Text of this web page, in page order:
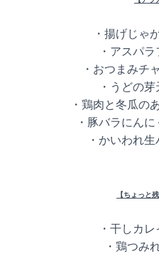
・揚げじ
・アスパ
・おつまみ
・うどの
・鶏肉と冬瓜
・豚バラにん
・かいわれ
【ちょっと
・干しカ
・鶏つ